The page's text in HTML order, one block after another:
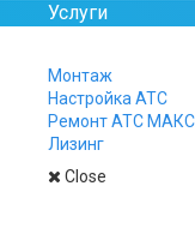
Услуги
Монтаж
Настройка АТС
Ремонт АТС
Лизинг
Close